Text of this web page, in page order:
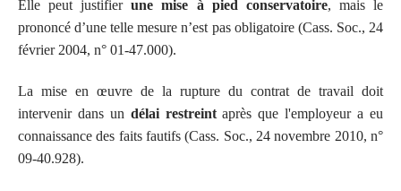
Elle peut justifierune mise à pied conservatoire, mais le
prononcé d’une telle mesure n’est pas obligatoire (Cass. Soc., 24
février 2004, n° 01-47.000).
La mise en œuvre de la rupture du contrat de travail doit
intervenir dans un délai restreintaprès que l'employeur a eu
connaissance des faits fautifs (Cass. Soc., 24 novembre 2010, n°
09-40.928).